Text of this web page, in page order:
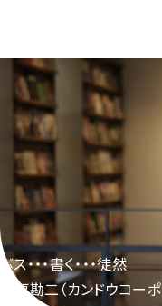
ボス・・・書く・・・徒然
福原勘二（カンドウコー